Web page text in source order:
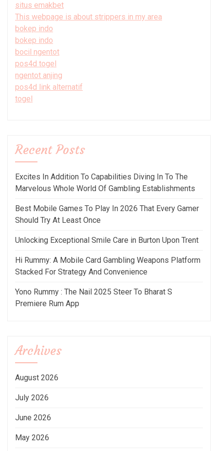
situs emakbet
This webpage is about strippers in my area
bokep indo
bokep indo
bocil ngentot
pos4d togel
ngentot anjing
pos4d link alternatif
togel
Recent Posts
Excites In Addition To Capabilities Diving In To The
Marvelous Whole World Of Gambling Establishments
Best Mobile Games To Play In 2026 That Every Gamer
Should Try At Least Once
Unlocking Exceptional Smile Care in Burton Upon Trent
Hi Rummy: A Mobile Card Gambling Weapons Platform
Stacked For Strategy And Convenience
Yono Rummy : The Nail 2025 Steer To Bharat S
Premiere Rum App
Archives
August 2026
July 2026
June 2026
May 2026